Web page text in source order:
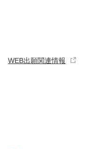
WEB出願関連情報